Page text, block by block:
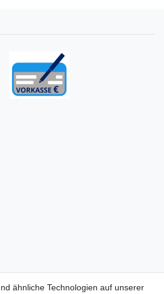
ähnliche Technologien auf unserer